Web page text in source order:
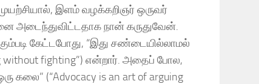
இளம் வழக்கறிஞர் ஒருவர்
அடைந்துவிட்டதாக நான் கருதுவேன்.
கேட்டபோது, “இது சண்டையில்லாமல்
without fighting”) என்றார். அதைப் போல,
கலை” (“Advocacy is an art of arguing